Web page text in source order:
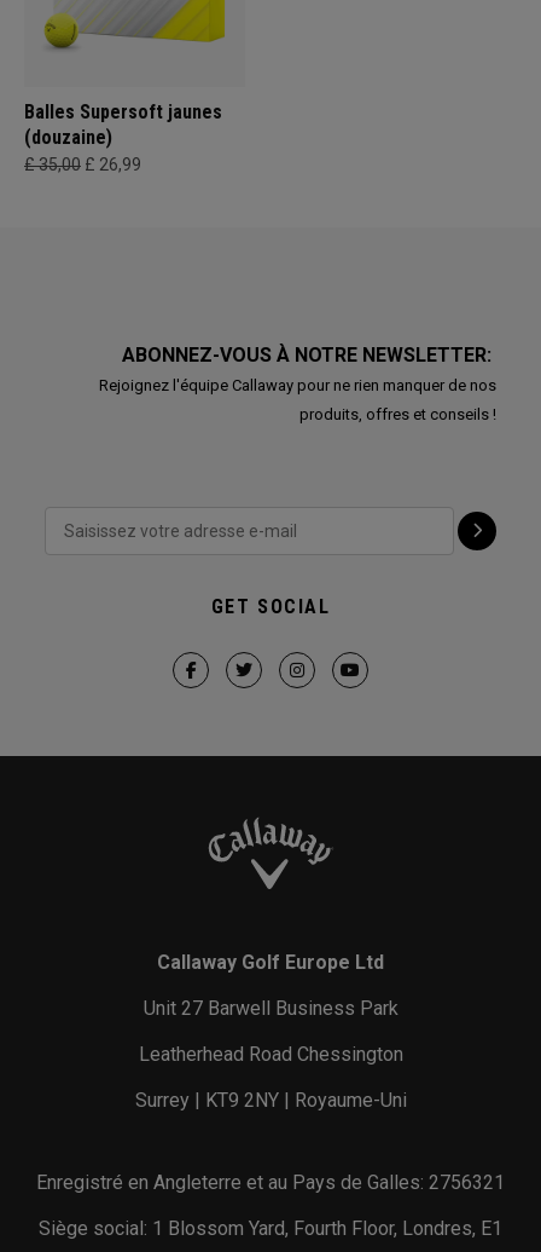
Balles Supersoft jaunes
(douzaine)
£ 35,00 £ 26,99
ABONNEZ-VOUS À NOTRE NEWSLETTER:
Rejoignez l'équipe Callaway pour ne rien manquer de nos
produits, offres et conseils !
GET SOCIAL
Callaway Golf Europe Ltd
Unit 27 Barwell Business Park
Leatherhead Road Chessington
Surrey | KT9 2NY | Royaume-Uni
Enregistré en Angleterre et au Pays de Galles: 2756321
Siège social: 1 Blossom Yard, Fourth Floor, Londres, E1